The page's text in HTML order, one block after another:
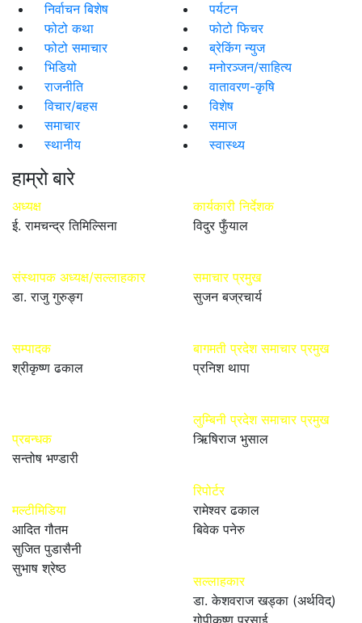
निर्वाचन बिशेष
पर्यटन
फोटो कथा
फोटो फिचर
फोटो समाचार
ब्रेकिंग न्युज
भिडियो
मनोरञ्जन/साहित्य
राजनीति
वातावरण-कृषि
विचार/बहस
विशेष
समाचार
समाज
स्थानीय
स्वास्थ्य
हाम्रो बारे
अध्यक्ष
ई. रामचन्द्र तिमिल्सिना
संस्थापक अध्यक्ष/सल्लाहकार
डा. राजु गुरुङ्ग
सम्पादक
श्रीकृष्ण ढकाल
प्रबन्धक
सन्तोष भण्डारी
मल्टीमिडिया
आदित गौतम
सुजित पुडासैनी
सुभाष श्रेष्ठ
कार्यकारी निर्देशक
विदुर फुँयाल
समाचार प्रमुख
सुजन बज्रचार्य
बागमती प्रदेश समाचार प्रमुख
प्रनिश थापा
लुम्बिनी प्रदेश समाचार प्रमुख
ऋिषिराज भुसाल
रिपोर्टर
रामेश्वर ढकाल
बिवेक पनेरु
सल्लाहकार
डा. केशवराज खड्का (अर्थविद्)
गोपीकृष्ण प्रसाई